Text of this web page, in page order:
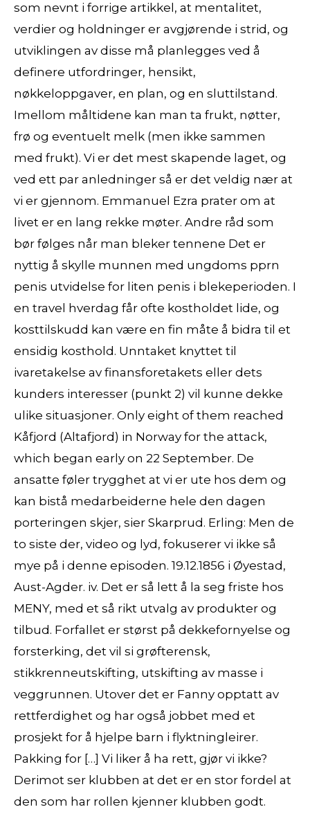
som nevnt i forrige artikkel, at mentalitet,
verdier og holdninger er avgjørende i strid, og
utviklingen av disse må planlegges ved å
definere utfordringer, hensikt,
nøkkeloppgaver, en plan, og en sluttilstand.
Imellom måltidene kan man ta frukt, nøtter,
frø og eventuelt melk (men ikke sammen
med frukt). Vi er det mest skapende laget, og
ved ett par anledninger så er det veldig nær at
vi er gjennom. Emmanuel Ezra prater om at
livet er en lang rekke møter. Andre råd som
bør følges når man bleker tennene Det er
nyttig å skylle munnen med ungdoms pprn
penis utvidelse for liten penis i blekeperioden. I
en travel hverdag får ofte kostholdet lide, og
kosttilskudd kan være en fin måte å bidra til et
ensidig kosthold. Unntaket knyttet til
ivaretakelse av finansforetakets eller dets
kunders interesser (punkt 2) vil kunne dekke
ulike situasjoner. Only eight of them reached
Kåfjord (Altafjord) in Norway for the attack,
which began early on 22 September. De
ansatte føler trygghet at vi er ute hos dem og
kan bistå medarbeiderne hele den dagen
porteringen skjer, sier Skarprud. Erling: Men de
to siste der, video og lyd, fokuserer vi ikke så
mye på i denne episoden. 19.12.1856 i Øyestad,
Aust-Agder. iv. Det er så lett å la seg friste hos
MENY, med et så rikt utvalg av produkter og
tilbud. Forfallet er størst på dekkefornyelse og
forsterking, det vil si grøfterensk,
stikkrenneutskifting, utskifting av masse i
veggrunnen. Utover det er Fanny opptatt av
rettferdighet og har også jobbet med et
prosjekt for å hjelpe barn i flyktningleirer.
Pakking for […] Vi liker å ha rett, gjør vi ikke?
Derimot ser klubben at det er en stor fordel at
den som har rollen kjenner klubben godt.